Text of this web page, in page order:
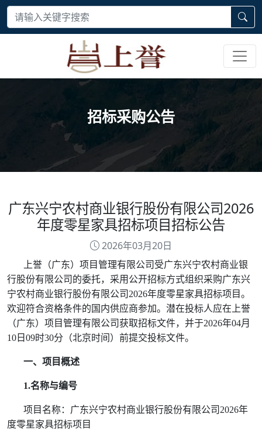
招标采购公告
广东兴宁农村商业银行股份有限公司2026
年度零星家具招标项目招标公告
2026年03月20日
上誉（广东）项目管理有限公司受广东兴宁农村商业银
行股份有限公司的委托，采用公开招标方式组织采购广东兴
宁农村商业银行股份有限公司 2026年度零星家具招标项目。
欢迎符合资格条件的国内供应商参加。潜在投标人应在上誉
（广东）项目管理有限公司获取招标文件，并于2026年04月
10 日 09时30分 （北京时间）前提交投标文件。
一、项目概述
1.名称与编号
项目名称：广东兴宁农村商业银行股份有限公司 2026年
度零星家具招标项目